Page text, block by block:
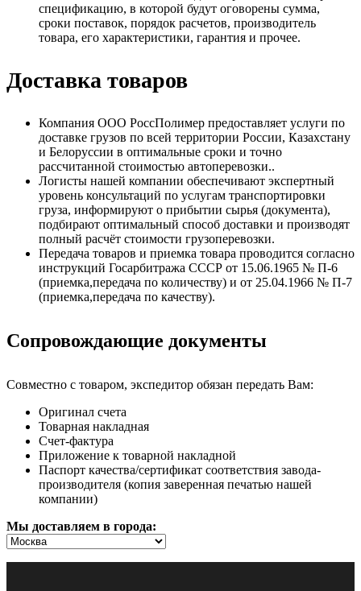
спецификацию, в которой будут оговорены сумма,
сроки поставок, порядок расчетов, производитель
товара, его характеристики, гарантия и прочее.
Доставка товаров
Компания ООО РоссПолимер предоставляет услуги по
доставке грузов по всей территории России, Казахстану
и Белоруссии в оптимальные сроки и точно
рассчитанной стоимостью автоперевозки..
Логисты нашей компании обеспечивают экспертный
уровень консультаций по услугам транспортировки
груза, информируют о прибытии сырья (документа),
подбирают оптимальный способ доставки и производят
полный расчёт стоимости грузоперевозки.
Передача товаров и приемка товара проводится согласно
инструкций Госарбитража СССР от 15.06.1965 № П-6
(приемка,передача по количеству) и от 25.04.1966 № П-7
(приемка,передача по качеству).
Сопровождающие документы
Совместно с товаром, экспедитор обязан передать Вам:
Оригинал счета
Товарная накладная
Счет-фактура
Приложение к товарной накладной
Паспорт качества/сертификат соответствия завода-
производителя (копия заверенная печатью нашей
компании)
Мы доставляем в города: